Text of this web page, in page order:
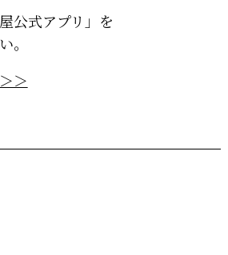
公式アプリ」を
。
＞